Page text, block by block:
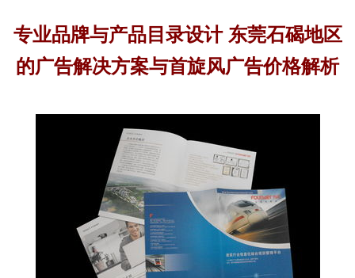
专业品牌与产品目录设计 东莞石碣地区
的广告解决方案与首旋风广告价格解析